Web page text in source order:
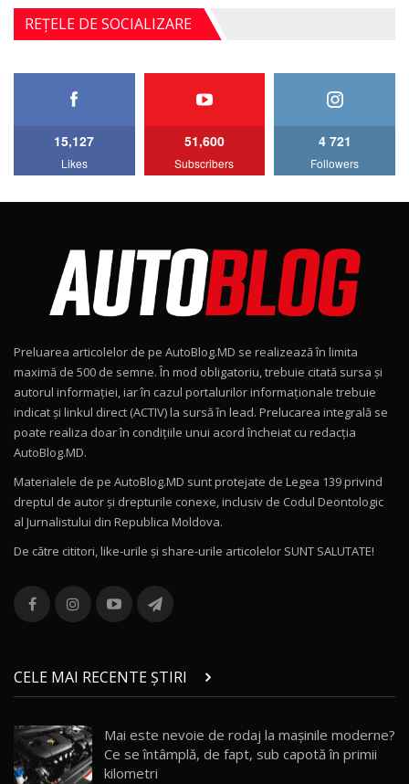
5
Noul Mercedes-Benz S-Class facelift (S 580
4MATIC V223) / Test Drive AutoBlog.MD
27:33
AutoBlog.MD
15:08
Noul Geely EX2 / Test Drive AutoBlog.MD
15:22
Mercedes-AMG E 53 HYBRID 4MATIC+ / Test
Drive AutoBlog.MD
16:27
11
Noul Volvo ES90 / Test Drive AutoBlog.MD
12
Noul MG HS / Test Drive AutoBlog.MD
16:48
13
combină aventura cu luxul / AutoBlog.MD
36:08
chinez care face lumea să se întoarcă după el
/ AutoBlog.MD
17:27
15 14:37
REȚELE DE SOCIALIZARE
15,127
Likes
51,600
Subscribers
4 721
Followers
Preluarea articolelor de pe AutoBlog.MD se realizează în limita
maximă de 500 de semne. În mod obligatoriu, trebuie citată sursa și
autorul informației, iar în cazul portalurilor informaționale trebuie
indicat și linkul direct (ACTIV) la sursă în lead. Prelucarea integrală se
poate realiza doar în condițiile unui acord încheiat cu redacţia
AutoBlog.MD.
Materialele de pe AutoBlog.MD sunt protejate de Legea 139 privind
dreptul de autor și drepturile conexe, inclusiv de Codul Deontologic
al Jurnalistului din Republica Moldova.
De către cititori, like-urile şi share-urile articolelor SUNT SALUTATE!
CELE MAI RECENTE ȘTIRI
Mai este nevoie de rodaj la mașinile moderne?
Ce se întâmplă, de fapt, sub capotă în primii
kilometri